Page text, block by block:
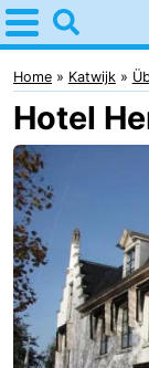
Home
Katwijk
Tipps
Für
kindern
Übernachten
Appartements
Campingplätze
Home Katwijk
Hotel